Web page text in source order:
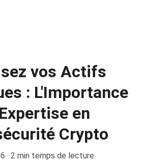
vos Actifs
: L'Importance
en
Crypto
2 min temps de lecture